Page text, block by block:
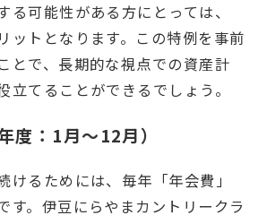
る可能性がある方にとっては、
ットとなります。この特例を事前
とで、長期的な視点での資産計
立てることができるでしょう。
度：1月〜12月）
けるためには、毎年「年会費」
す。伊豆にらやまカントリークラ